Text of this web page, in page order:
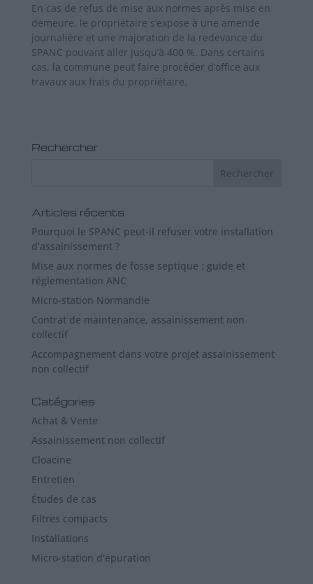
En cas de refus de mise aux normes après mise en
demeure, le propriétaire s’expose à une amende
journalière et une majoration de la redevance du
SPANC pouvant aller jusqu’à 400 %. Dans certains
cas, la commune peut faire procéder d’office aux
travaux aux frais du propriétaire.
Rechercher
Articles récents
Pourquoi le SPANC peut-il refuser votre installation
d’assainissement ?
Mise aux normes de fosse septique : guide et
réglementation ANC
Micro-station Normandie
Contrat de maintenance, assainissement non
collectif
Accompagnement dans votre projet assainissement
non collectif
Catégories
Achat & Vente
Assainissement non collectif
Cloacine
Entretien
Études de cas
Filtres compacts
Installations
Micro-station d'épuration